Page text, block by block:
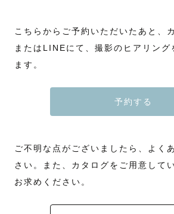
こちらからご予約いただいたあと、
またはLINEにて、撮影のヒアリング
ます。
予約する
ご不明な点がございましたら、よく
さい。また、カタログをご用意して
お求めください。